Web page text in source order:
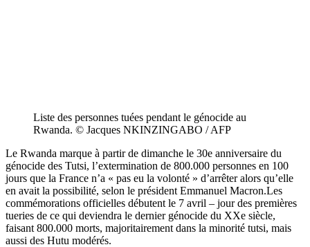
Liste des personnes tuées pendant le génocide au
Rwanda. © Jacques NKINZINGABO / AFP
Le Rwanda marque à partir de dimanche le 30e anniversaire du
génocide des Tutsi, l’extermination de 800.000 personnes en 100
jours que la France n’a « pas eu la volonté » d’arrêter alors qu’elle
en avait la possibilité, selon le président Emmanuel Macron.Les
commémorations officielles débutent le 7 avril – jour des premières
tueries de ce qui deviendra le dernier génocide du XXe siècle,
faisant 800.000 morts, majoritairement dans la minorité tutsi, mais
aussi des Hutu modérés.